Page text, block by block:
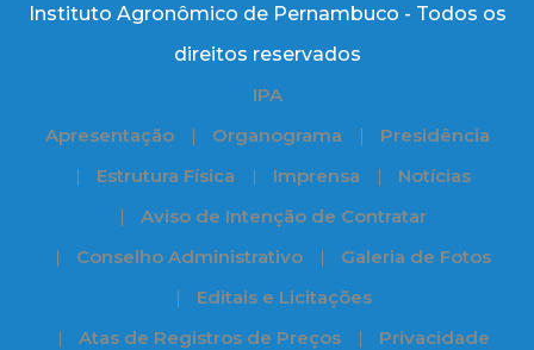
Instituto Agronômico de Pernambuco - Todos os
direitos reservados
IPA
Apresentação
Organograma
Presidência
Estrutura Física
Imprensa
Notícias
Aviso de Intenção de Contratar
Conselho Administrativo
Galeria de Fotos
Editais e Licitações
Atas de Registros de Preços
Privacidade